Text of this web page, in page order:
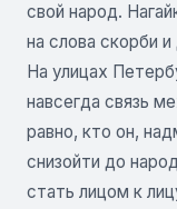
свой народ.
на слова скорби
На улицах
навсегда связь
равно, кто он,
снизойти до
стать лицом к